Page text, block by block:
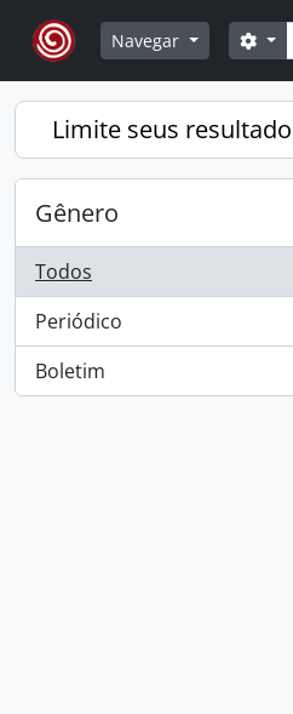
Skip to main content
Navegar
Limite seus
Gênero
Todos
Periódico
, 4 resultados
Boletim
, 1 resultados